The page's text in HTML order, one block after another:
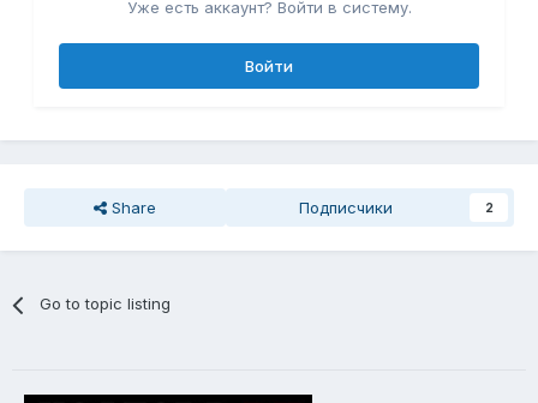
Уже есть аккаунт? Войти в систему.
Войти
Share Подписчики 2
Go to topic listing